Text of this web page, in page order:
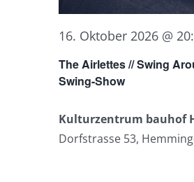
The Airlettes // Swing
Swing-Show
16. Oktober 2026 @
Kulturzentrum bauhof
Dorfstrasse 53,